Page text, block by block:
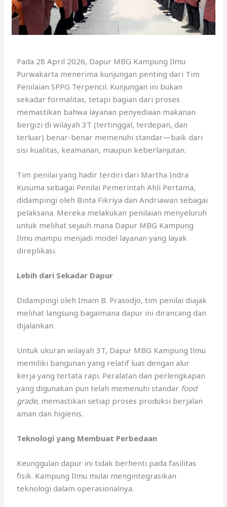
Pada 28 April 2026, Dapur MBG Kampung Ilmu
Purwakarta menerima kunjungan penting dari Tim
Penilaian SPPG Terpencil. Kunjungan ini bukan
sekadar formalitas, tetapi bagian dari proses
memastikan bahwa layanan penyediaan makanan
bergizi di wilayah 3T (tertinggal, terdepan, dan
terluar) benar-benar memenuhi standar—baik dari
sisi kualitas, keamanan, maupun keberlanjutan.
Tim penilai yang hadir terdiri dari Martha Indra
Kusuma sebagai Penilai Pemerintah Ahli Pertama,
didampingi oleh Binta Fikriya dan Andriawan sebagai
pelaksana. Mereka melakukan penilaian menyeluruh
untuk melihat sejauh mana Dapur MBG Kampung
Ilmu mampu menjadi model layanan yang layak
direplikasi.
Lebih dari Sekadar Dapur
Didampingi oleh Imam B. Prasodjo, tim penilai diajak
melihat langsung bagaimana dapur ini dirancang dan
dijalankan.
Untuk ukuran wilayah 3T, Dapur MBG Kampung Ilmu
memiliki bangunan yang relatif luas dengan alur
kerja yang tertata rapi. Peralatan dan perlengkapan
yang digunakan pun telah memenuhi standar food
grade, memastikan setiap proses produksi berjalan
aman dan higienis.
Teknologi yang Membuat Perbedaan
Keunggulan dapur ini tidak berhenti pada fasilitas
fisik. Kampung Ilmu mulai mengintegrasikan
teknologi dalam operasionalnya.